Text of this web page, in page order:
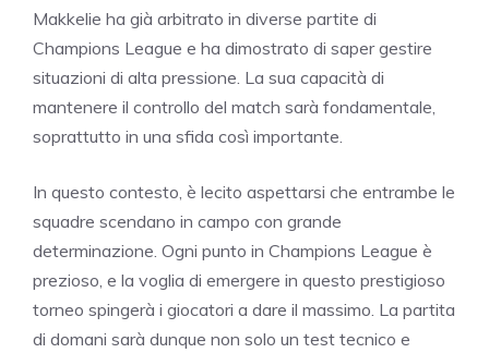
Makkelie ha già arbitrato in diverse partite di
Champions League e ha dimostrato di saper gestire
situazioni di alta pressione. La sua capacità di
mantenere il controllo del match sarà fondamentale,
soprattutto in una sfida così importante.
In questo contesto, è lecito aspettarsi che entrambe le
squadre scendano in campo con grande
determinazione. Ogni punto in Champions League è
prezioso, e la voglia di emergere in questo prestigioso
torneo spingerà i giocatori a dare il massimo. La partita
di domani sarà dunque non solo un test tecnico e